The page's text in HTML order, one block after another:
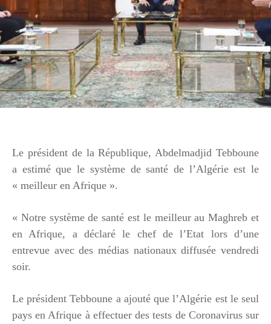
Le président de la République, Abdelmadjid Tebboune
a estimé que le système de santé de l’Algérie est le
« meilleur en Afrique ».
« Notre système de santé est le meilleur au Maghreb et
en Afrique, a déclaré le chef de l’Etat lors d’une
entrevue avec des médias nationaux diffusée vendredi
soir.
Le président Tebboune a ajouté que l’Algérie est le seul
pays en Afrique à effectuer des tests de Coronavirus sur